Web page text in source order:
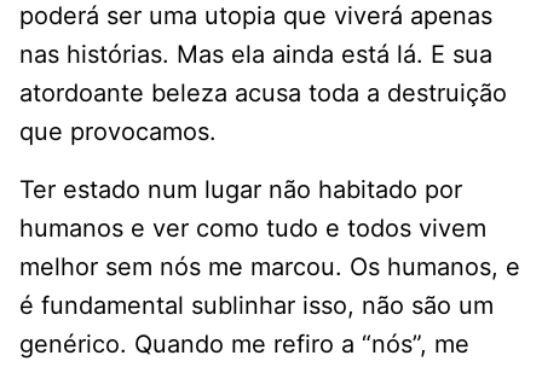
poderá ser uma utopia que viverá apenas
nas histórias. Mas ela ainda está lá. E sua
atordoante beleza acusa toda a destruição
que provocamos.
Ter estado num lugar não habitado por
humanos e ver como tudo e todos vivem
melhor sem nós me marcou. Os humanos, e
é fundamental sublinhar isso, não são um
genérico. Quando me refiro a “nós”, me